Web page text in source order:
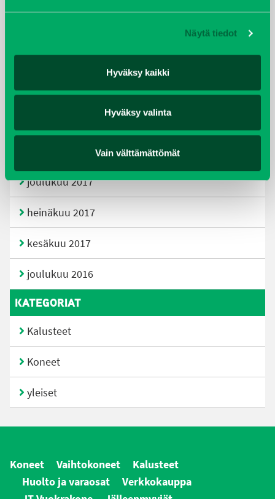
Näytä tiedot
Hyväksy kaikki
Hyväksy valinta
Vain välttämättömät
huhtikuu 2019
helmikuu 2019
tammikuu 2018
joulukuu 2017
heinäkuu 2017
kesäkuu 2017
joulukuu 2016
KATEGORIAT
Kalusteet
Koneet
yleiset
Koneet Vaihtokoneet
Kalusteet
Huolto ja varaosat
Verkkokauppa